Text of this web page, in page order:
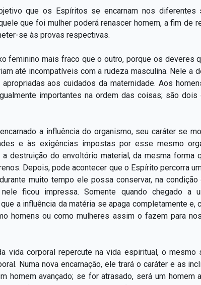
que os Espíritos se encarnam nos diferentes
que foi mulher poderá renascer homem, a fim de
se às provas respectivas.
feminino mais fraco que o outro, porque os deveres
até incompatíveis com a rudeza masculina. Nele a
apropriadas aos cuidados da maternidade. Aos
importantes na ordem das coisas; são
a influência do organismo, seu caráter se
e às exigências impostas por esse mesmo
a destruição do envoltório material, da mesma forma
Depois, pode acontecer que o Espírito percorra
muito tempo ele possa conservar, na
nele ficou impressa. Somente quando chegado
a influência da matéria se apaga completamente
homens ou como mulheres assim o fazem para
vida corporal repercute na vida espiritual, o
Numa nova encarnação, ele trará o caráter e as
homem avançado; se for atrasado, será um homem